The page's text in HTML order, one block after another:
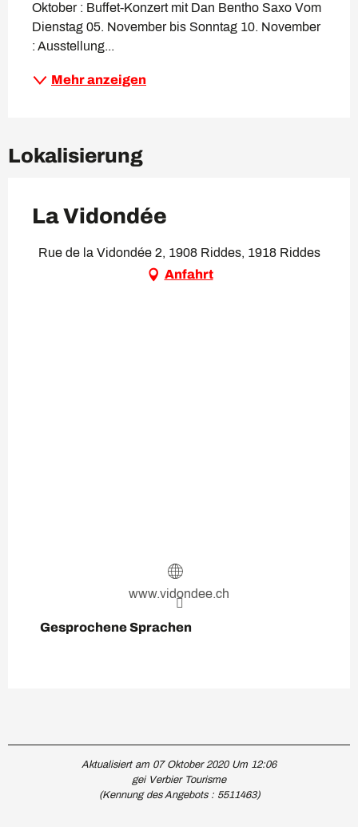
Oktober : Buffet-Konzert mit Dan Bentho Saxo Vom
Dienstag 05. November bis Sonntag 10. November
: Ausstellung...
Mehr anzeigen
Lokalisierung
La Vidondée
Rue de la Vidondée 2, 1908 Riddes, 1918 Riddes
Anfahrt
www.vidondee.ch
Gesprochene Sprachen
Gesprochene Sprachen
Aktualisiert am 07 Oktober 2020 Um 12:06
gei Verbier Tourisme
(Kennung des Angebots : 5511463)